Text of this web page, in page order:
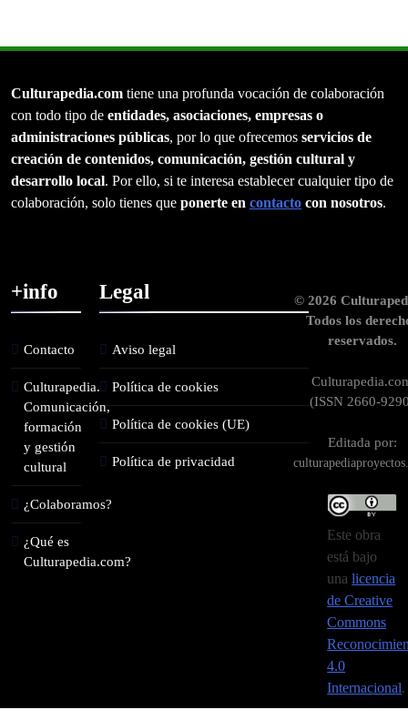
Culturapedia.com tiene una profunda vocación de colaboración
con todo tipo de entidades, asociaciones, empresas o
administraciones públicas, por lo que ofrecemos servicios de
creación de contenidos, comunicación, gestión cultural y
desarrollo local. Por ello, si te interesa establecer cualquier tipo de
colaboración, solo tienes que ponerte en contacto con nosotros.
+info
Contacto
Culturapedia.
Comunicación,
formación
y gestión
cultural
¿Colaboramos?
¿Qué es
Culturapedia.com?
Legal
Aviso legal
Política de cookies
Política de cookies (UE)
Política de privacidad
© 2026
Todos los
reservados.
(ISSN 2660-
Editada por:
Este obra
está bajo
unalicencia
de Creative
Commons
4.0
Internacional.